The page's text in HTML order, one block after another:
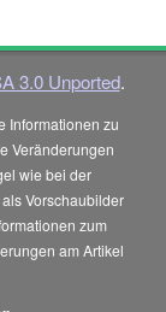
3.0 Unported.
Informationen zu
Veränderungen
wie bei der
Vorschaubilder
zum
am Artikel